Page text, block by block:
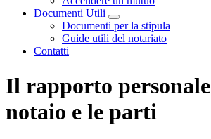
Documenti Utili
Visualizza menù di
Documenti per la stipula
Guide utili del notariato
Contatti
Il rapporto
notaio e le parti